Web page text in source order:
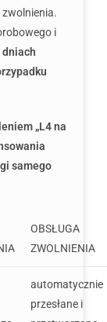
i
dniach
„L4 na
samego
OBSŁUGA
ZWOLNIENIA
automatycznie
przesłane i